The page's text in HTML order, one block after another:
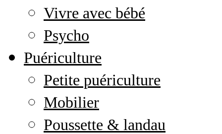
Vivre avec bébé
Psycho
Puériculture
Petite puériculture
Mobilier
Poussette & landau